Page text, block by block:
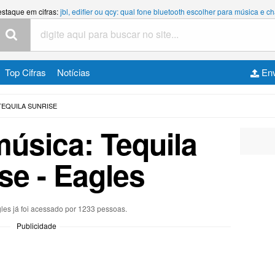
em cifras:jbl, edifier ou qcy: qual fone bluetooth escolher para música e
Top Cifras Notícias
SUNRISE
Tequila
- Eagles
já foi acessado por 1233 pessoas.
Publicidade